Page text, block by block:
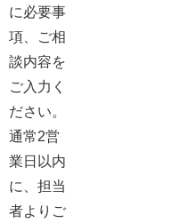
に必要事
項、ご相
談内容を
ご入力く
ださい。
通常2営
業日以内
に、担当
者よりご